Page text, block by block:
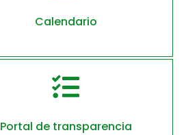
Calendario

Portal de transparencia